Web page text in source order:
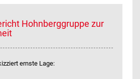
Hohnberggruppe zur
ernste Lage: